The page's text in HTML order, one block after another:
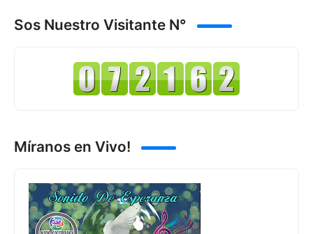
Sos Nuestro Visitante N°
Míranos en Vivo!